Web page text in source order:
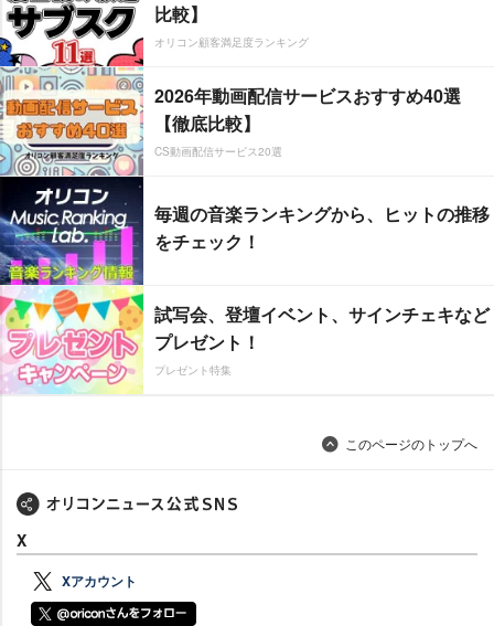
比較】
オリコン顧客満足度ランキング
2026年動画配信サービスおすすめ40選
【徹底比較】
CS動画配信サービス20選
毎週の音楽ランキングから、ヒットの推移
をチェック！
試写会、登壇イベント、サインチェキなど
プレゼント！
プレゼント特集
このページのトップへ
X
Xアカウント